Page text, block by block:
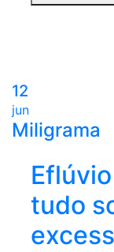
12
jun
Miligrama
tudo